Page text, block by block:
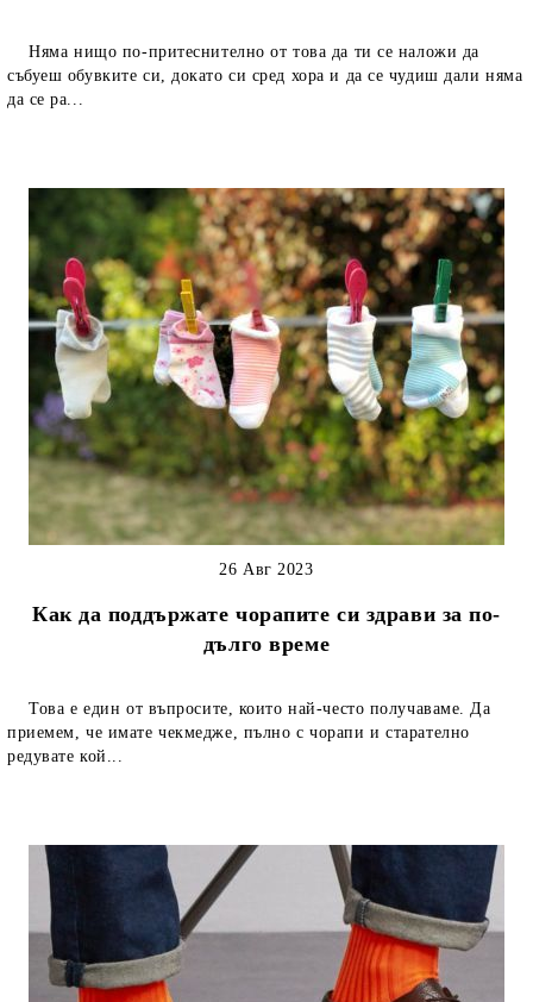
Няма нищо по-притеснително от това да ти се наложи да
събуеш обувките си, докато си сред хора и да се чудиш дали няма
да се ра...
Как да поддържате чорапите си здрави за по-
дълго време
26 Авг 2023
Това е един от въпросите, които най-често получаваме. Да
приемем, че имате чекмедже, пълно с чорапи и старателно
редувате кой...